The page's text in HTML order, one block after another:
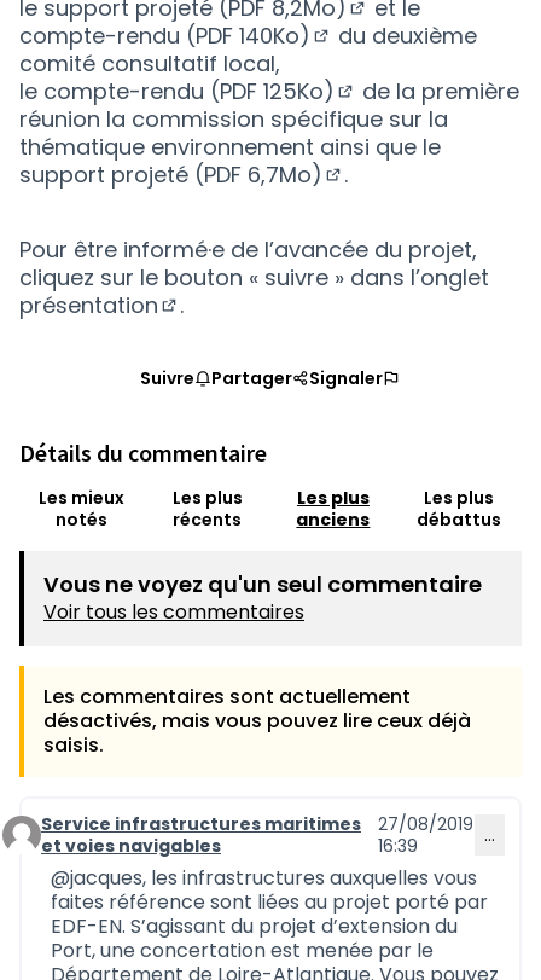
le support projeté (PDF 8,2Mo)
(S'ouvre dans un
et le
compte-rendu (PDF 140Ko)
du deuxième
comité consultatif local,
le compte-rendu (PDF 125Ko)
(S'ouvre dans un
de la première
réunion la commission spécifique sur la
thématique environnement ainsi que le
support projeté (PDF 6,7Mo)
.
Pour être informé·e de l’avancée du projet,
cliquez sur le bouton « suivre » dans l’onglet
présentation
.
Suivre Partager Signaler
Détails du commentaire
Les mieux
notés
Les plus
récents
Les plus
anciens
Les plus
débattus
Vous ne voyez qu'un seul commentaire
Voir tous les commentaires
Les commentaires sont actuellement
désactivés, mais vous pouvez lire ceux déjà
saisis.
Commentaire 691 (réponse au commentaire 688)
Service infrastructures maritimes
et voies navigables
27/08/2019
16:39
…
@jacques, les infrastructures auxquelles vous
faites référence sont liées au projet porté par
EDF-EN. S’agissant du projet d’extension du
Port, une concertation est menée par le